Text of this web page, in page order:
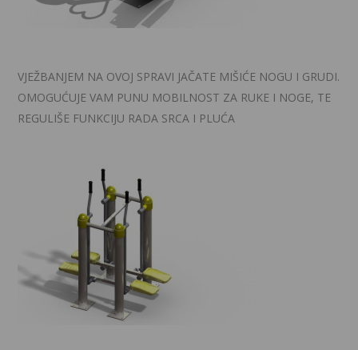
VJEŽBANJEM NA OVOJ SPRAVI JAČATE MIŠIĆE NOGU I GRUDI.
OMOGUĆUJE VAM PUNU MOBILNOST ZA RUKE I NOGE, TE
REGULIŠE FUNKCIJU RADA SRCA I PLUĆA